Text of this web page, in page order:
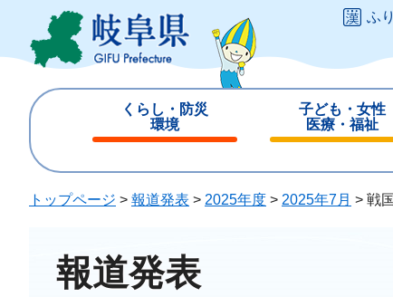
ジ
ュ
ふ
くらし・防災
環境
じ
子ども・女性
医療・福祉
じ
る
トップページ > 報道発表 > 2025年度 > 2025年7月 > 戦
報道発表